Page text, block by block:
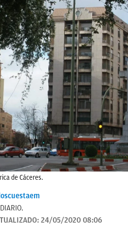
de Cáceres.
24/05/2020 08:06